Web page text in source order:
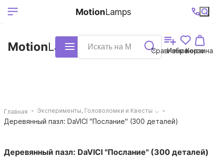
Ваш регион
Выберите ваш
+7 (495)740-
38-68
График
работы
MotionLamps Каталог Сравнение
Избранное
Корзина
MotionLamps
Главная Эксперименты, Головоломки и Квесты
Деревянный пазл: DaVICI "Послание" (300 деталей)
Деревянный пазл: DaVICI "Послание" (300 деталей)